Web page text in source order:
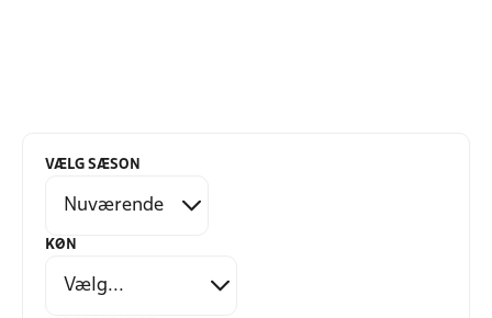
VÆLG SÆSON
KØN